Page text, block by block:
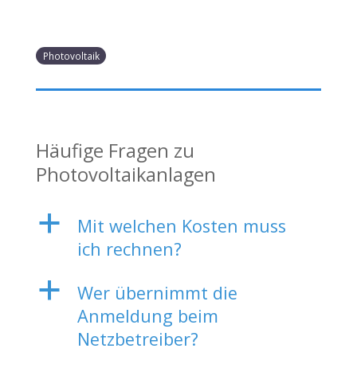
Photovoltaik
Häufige Fragen zu
Photovoltaikanlagen
a
Mit welchen Kosten muss
ich rechnen?
a
Wer übernimmt die
Anmeldung beim
Netzbetreiber?